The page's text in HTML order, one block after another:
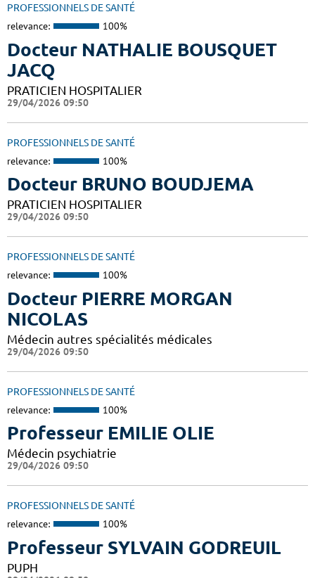
PROFESSIONNELS DE SANTÉ
relevance: 100%
Docteur NATHALIE BOUSQUET
JACQ
PRATICIEN HOSPITALIER
29/04/2026 09:50
PROFESSIONNELS DE SANTÉ
relevance: 100%
Docteur BRUNO BOUDJEMA
PRATICIEN HOSPITALIER
29/04/2026 09:50
PROFESSIONNELS DE SANTÉ
relevance: 100%
Docteur PIERRE MORGAN
NICOLAS
Médecin autres spécialités médicales
29/04/2026 09:50
PROFESSIONNELS DE SANTÉ
relevance: 100%
Professeur EMILIE OLIE
Médecin psychiatrie
29/04/2026 09:50
PROFESSIONNELS DE SANTÉ
relevance: 100%
Professeur SYLVAIN GODREUIL
PUPH